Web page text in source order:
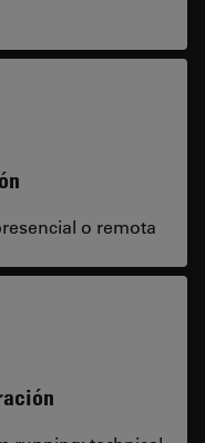
o remota